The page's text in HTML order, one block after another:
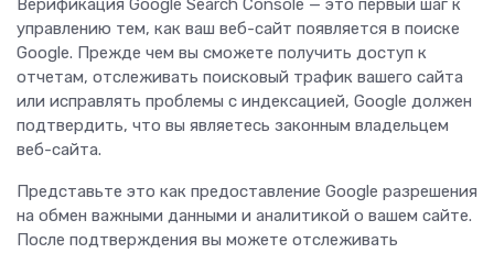
Верификация Google Search Console — это первый шаг к
управлению тем, как ваш веб-сайт появляется в поиске
Google. Прежде чем вы сможете получить доступ к
отчетам, отслеживать поисковый трафик вашего сайта
или исправлять проблемы с индексацией, Google должен
подтвердить, что вы являетесь законным владельцем
веб-сайта.
Представьте это как предоставление Google разрешения
на обмен важными данными и аналитикой о вашем сайте.
После подтверждения вы можете отслеживать